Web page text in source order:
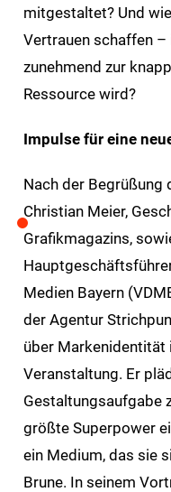
mitgestaltet? Und
Vertrauen schaffen –
zunehmend zur
Ressource wird?
Impulse für eine
Nach der Begrüßung
Christian Meier,
Grafikmagazins,
Medien Bayern
der Agentur
über Markenidentität
Veranstaltung. Er
Gestaltungsaufgabe
größte Superpower
ein Medium, das sie
Brune. In seinem